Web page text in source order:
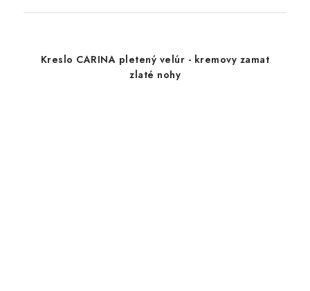
Kreslo CARINA pletený velúr - kremovy zamat
zlaté nohy